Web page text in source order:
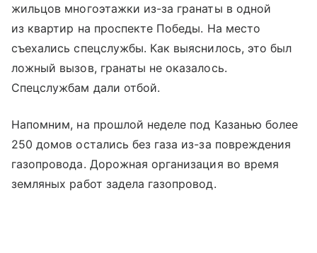
жильцов многоэтажки из-за гранаты в одной
из квартир на проспекте Победы. На место
съехались спецслужбы. Как выяснилось, это был
ложный вызов, гранаты не оказалось.
Спецслужбам дали отбой.
Напомним, на прошлой неделе под Казанью более
250 домов остались без газа из-за повреждения
газопровода. Дорожная организация во время
земляных работ задела газопровод.